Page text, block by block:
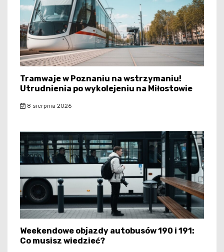
Tramwaje w Poznaniu na wstrzymaniu!
Utrudnienia po wykolejeniu na Miłostowie
8 sierpnia 2026
Weekendowe objazdy autobusów 190 i 191:
Co musisz wiedzieć?